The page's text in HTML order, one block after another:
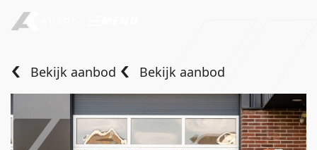
Aanbod
Diensten
Bekijk aanbod Bekijk aanbod